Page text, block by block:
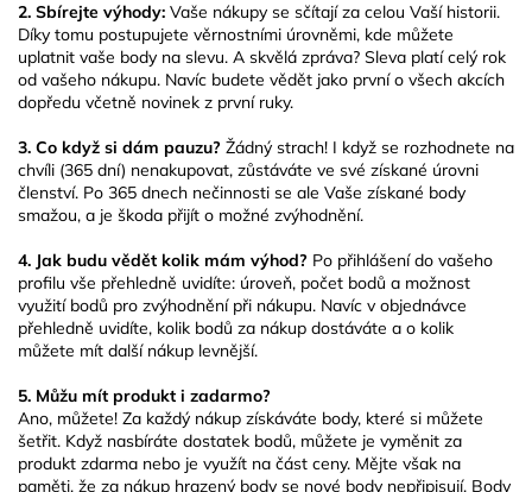
2. Sbírejte výhody: Vaše nákupy se sčítají za celou Vaší historii.
Díky tomu postupujete věrnostními úrovněmi, kde můžete
uplatnit vaše body na slevu. A skvělá zpráva? Sleva platí celý rok
od vašeho nákupu. Navíc budete vědět jako první o všech akcích
dopředu včetně novinek z první ruky.
3. Co když si dám pauzu? Žádný strach! I když se rozhodnete na
chvíli (365 dní) nenakupovat, zůstáváte ve své získané úrovni
členství. Po 365 dnech nečinnosti se ale Vaše získané body
smažou, a je škoda přijít o možné zvýhodnění.
4. Jak budu vědět kolik mám výhod? Po přihlášení do vašeho
profilu vše přehledně uvidíte: úroveň, počet bodů a možnost
využití bodů pro zvýhodnění při nákupu. Navíc v objednávce
přehledně uvidíte, kolik bodů za nákup dostáváte a o kolik
můžete mít další nákup levnější.
5. Můžu mít produkt i zadarmo?
Ano, můžete! Za každý nákup získáváte body, které si můžete
šetřit. Když nasbíráte dostatek bodů, můžete je vyměnit za
produkt zdarma nebo je využít na část ceny. Mějte však na
paměti, že za nákup hrazený body se nové body nepřipisují. Body